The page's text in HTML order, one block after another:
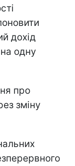
дохід
одну
про
зміну